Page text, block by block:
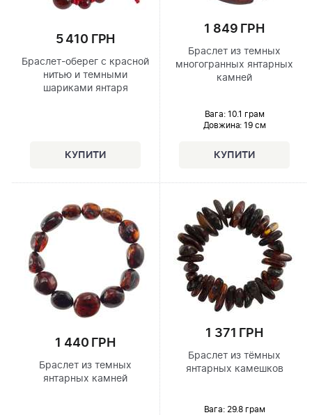
5 410 ГРН
Браслет-оберег с красной
нитью и темными
шариками янтаря
1 849 ГРН
Браслет из темных
многогранных янтарных
камней
Вага: 10.1 грам
Довжина: 19 см
1 440 ГРН
Браслет из темных
янтарных камней
1 371 ГРН
Браслет из тёмных
янтарных камешков
Вага: 29.8 грам